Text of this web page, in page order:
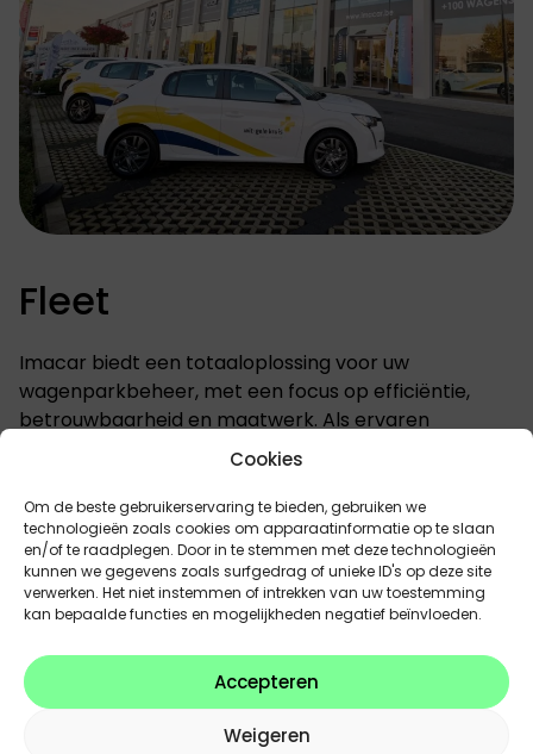
Cookies
Om de beste gebruikerservaring te bieden, gebruiken we
technologieën zoals cookies om apparaatinformatie op te slaan
en/of te raadplegen. Door in te stemmen met deze technologieën
kunnen we gegevens zoals surfgedrag of unieke ID's op deze site
verwerken. Het niet instemmen of intrekken van uw toestemming
kan bepaalde functies en mogelijkheden negatief beïnvloeden.
Accepteren
Weigeren
Fleet
Imacar biedt een totaaloplossing voor uw
wagenparkbeheer, met een focus op efficiëntie,
betrouwbaarheid en maatwerk. Als ervaren
fleetpartner zorgen wij voor naadloze
snelle herstellingen tot advies op maat om uw
kosten te optimaliseren. Als erkende verdeler van
Abarth, Alfa Romeo, BYD, Citroën, DS Automobiles,
Fiat, Jaecoo, Leapmotor, Omoda, Opel en Peugeot
hebben we de mobiele oplossing voor elk vraagstuk.
Met Move2Green kunnen we rekenen op een expert
in elektrische mobiliteit en zijn ook interessante
renting-formules mogelijk. Ook e-bikes en
fietsleasing zijn mogelijk dankzij e-bike expert Hello